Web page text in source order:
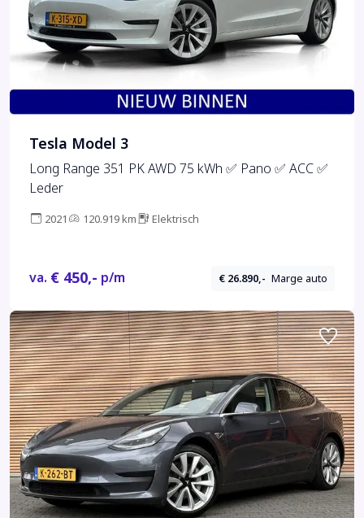
Tesla Model 3
Long Range 351 PK AWD 75 kWh ✅ Pano ✅ ACC ✅
Leder
2021 120.919 km Elektrisch
va. € 450,- p/m € 26.890,- Marge auto